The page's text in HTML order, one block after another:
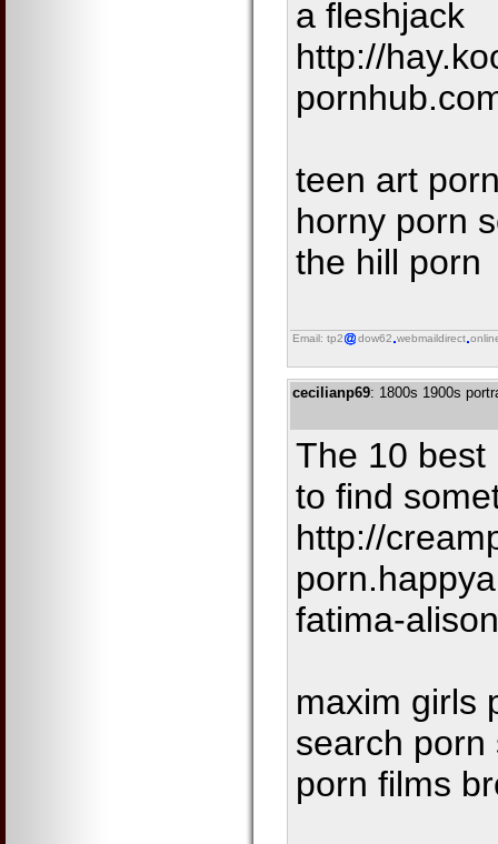
a fleshjack
http://
teen art
horny porn
the hill porn
Email: tp2 dow62 webmaildirect
cecilianp69: 1800s 1900s
The 10 best
to find
http://
fatima-alison
maxim girls
search porn
porn films